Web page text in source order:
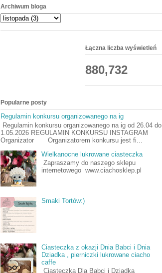
Archiwum bloga
Łączna liczba wyświetleń
880,732
Popularne posty
Regulamin konkursu organizowanego na ig
Regulamin konkursu organizowanego na ig od 26.04 do
1.05.2026 REGULAMIN KONKURSU INSTAGRAM
Organizator Organizatorem konkursu jest fi...
Wielkanocne lukrowane ciasteczka
Zapraszamy do naszego sklepu
internetowego www.ciachosklep.pl
Smaki Tortów:)
Ciasteczka z okazji Dnia Babci i Dnia
Dziadka , pierniczki lukrowane ciacho
caffe
Ciasteczka Dla Babci i Dziadka